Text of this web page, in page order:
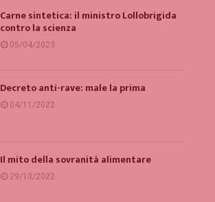
Carne sintetica: il ministro Lollobrigida
contro la scienza
05/04/2023
Decreto anti-rave: male la prima
04/11/2022
Il mito della sovranità alimentare
29/10/2022